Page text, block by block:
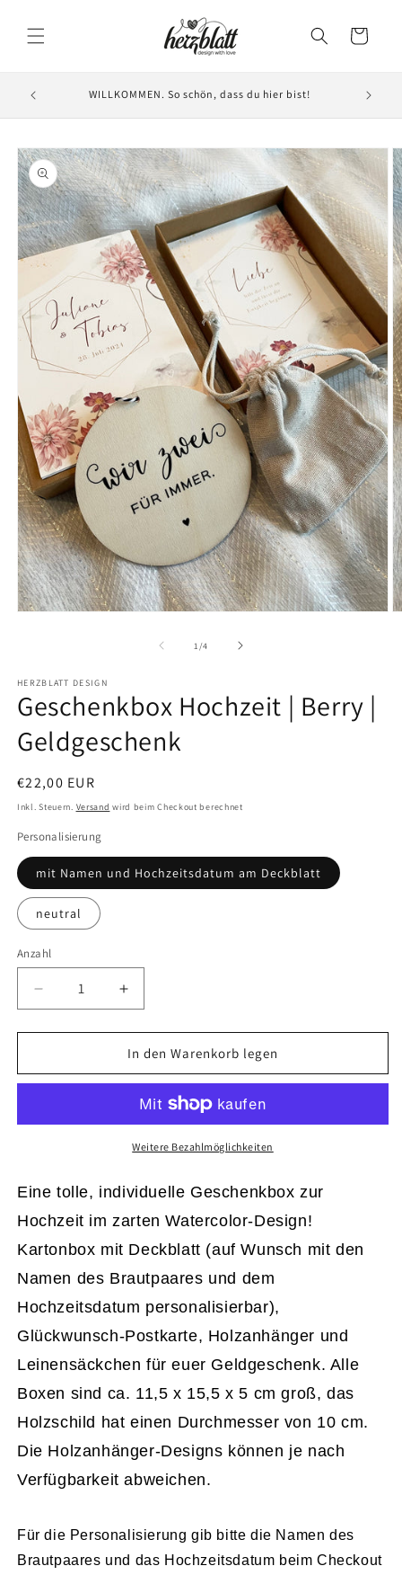
Inhalt
Warenkorb
WILLKOMMEN. So schön, dass du hier bist!
1/von
4
HERZBLATT DESIGN
Geschenkbox Hochzeit | Berry |
Geldgeschenk
Normaler
Preis
€22,00 EUR
Inkl. Steuern. Versand wird beim Checkout berechnet
Personalisierung
mit Namen und Hochzeitsdatum am Deckblatt
neutral
Anzahl
Verringere
die
Menge
Geschenkbox
Berry
Erhöhe
die
Menge
für
Geschenkbox
Hochzeit
Berry
In den Warenkorb legen
Weitere Bezahlmöglichkeiten
Eine tolle, individuelle Geschenkbox zur
Hochzeit im zarten Watercolor-Design!
Kartonbox mit Deckblatt (auf Wunsch mit den
Namen des Brautpaares und dem
Hochzeitsdatum personalisierbar),
Glückwunsch-Postkarte, Holzanhänger und
Leinensäckchen für euer Geldgeschenk. Alle
Boxen sind ca. 11,5 x 15,5 x 5 cm groß, das
Holzschild hat einen Durchmesser von 10 cm.
Die Holzanhänger-Designs können je nach
Verfügbarkeit abweichen.
Für die Personalisierung gib bitte die Namen des
Brautpaares und das Hochzeitsdatum beim Checkout